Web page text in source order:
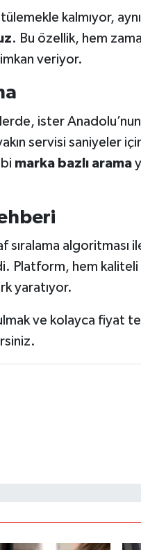
kalmıyor,
. Bu özellik, hem
veriyor.
ister
servisi saniyeler
marka bazlı arama
sıralama algoritması
Platform, hem
yaratıyor.
ve kolayca fiyat